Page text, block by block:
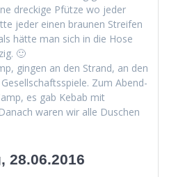
dreck­ige Pfütze wo jed­er
jed­er einen braunen Streifen
hätte man sich in die Hose
🙂
gin­gen an den Strand, an den
Zum Abend­
es gab Kebab mit
waren wir alle Duschen
28.06.2016